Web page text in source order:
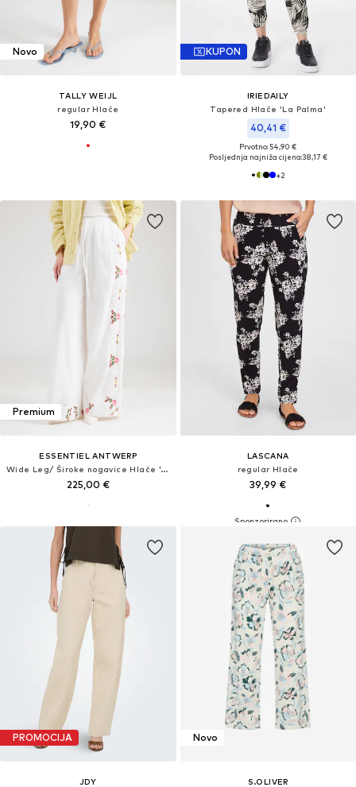
Novo
TALLY WEIJL
regular Hlače
19,90 €
KUPON
IRIEDAILY
Tapered Hlače 'La Palma'
40,41 €
Prvotno: 54,90 €
Posljednja najniža cijena:38,17 €
+2
Premium
ESSENTIEL ANTWERP
Wide Leg/ Široke nogavice Hlače 'JANAI'
225,00 €
LASCANA
regular Hlače
39,99 €
PROMOCIJA
JDY
Novo
S.OLIVER